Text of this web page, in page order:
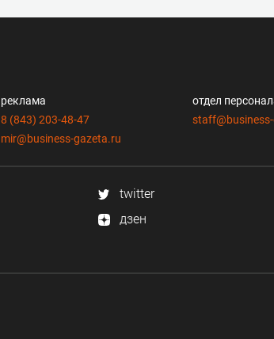
реклама
8 (843) 203-48-47
mir@business-gazeta.ru
отдел
twitter
дзен